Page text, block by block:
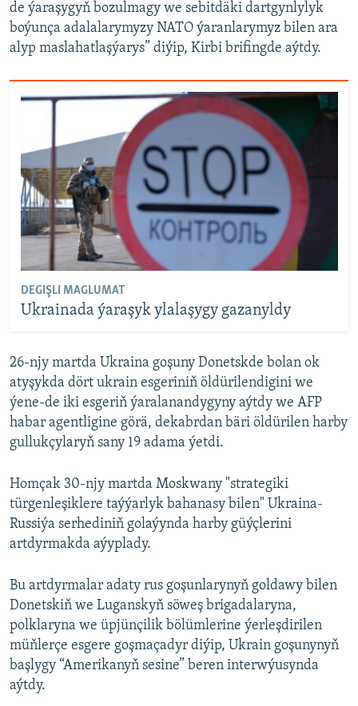
de ýaraşygyň bozulmagy we sebitdäki dartgynlylyk
boýunça adalalarymyzy NATO ýaranlarymyz bilen ara
alyp maslahatlaşýarys” diýip, Kirbi brifingde aýtdy.
DEGIŞLI MAGLUMAT
Ukrainada ýaraşyk ylalaşygy gazanyldy
26-njy martda Ukraina goşuny Donetskde bolan ok
atyşykda dört ukrain esgeriniň öldürilendigini we
ýene-de iki esgeriň ýaralanandygyny aýtdy we AFP
habar agentligine görä, dekabrdan bäri öldürilen harby
gullukçylaryň sany 19 adama ýetdi.
Homçak 30-njy martda Moskwany "strategiki
türgenleşiklere taýýarlyk bahanasy bilen" Ukraina-
Russiýa serhediniň golaýynda harby güýçlerini
artdyrmakda aýyplady.
Bu artdyrmalar adaty rus goşunlarynyň goldawy bilen
Donetskiň we Luganskyň söweş brigadalaryna,
polklaryna we üpjünçilik bölümlerine ýerleşdirilen
müňlerçe esgere goşmaçadyr diýip, Ukrain goşunynyň
başlygy “Amerikanyň sesine” beren interwýusynda
aýtdy.